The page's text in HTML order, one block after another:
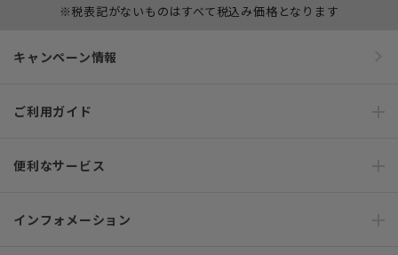
※税表記がないものはすべて税込み価格となります
キャンペーン情報
ご利用ガイド
便利なサービス
インフォメーション